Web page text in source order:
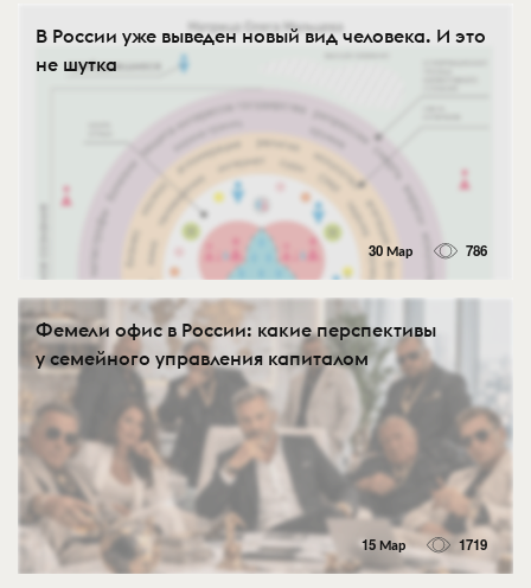
В России уже выведен новый вид человека. И это
не шутка
30 Мар 786
Фемели офис в России: какие перспективы
у семейного управления капиталом
15 Мар 1719